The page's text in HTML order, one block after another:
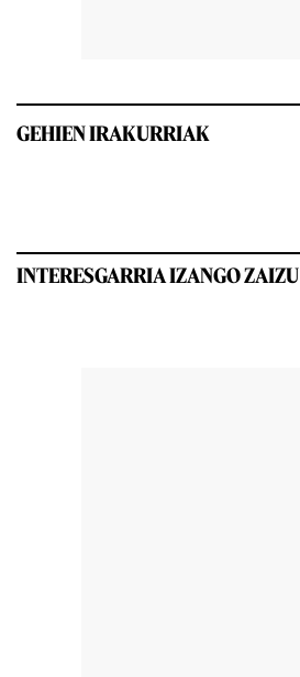
GEHIEN IRAKURRIAK
INTERESGARRIA IZANGO ZAIZU